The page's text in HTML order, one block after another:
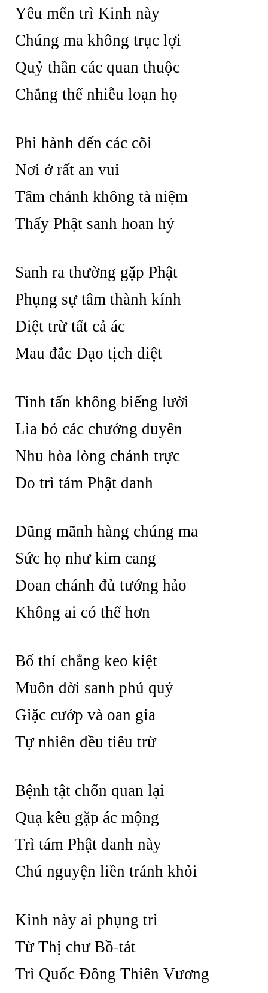
Yêu mến trì Kinh này
Chúng ma không trục lợi
Quỷ thần các quan thuộc
Chẳng thể nhiễu loạn họ
Phi hành đến các cõi
Nơi ở rất an vui
Tâm chánh không tà niệm
Thấy Phật sanh hoan hỷ
Sanh ra thường gặp Phật
Phụng sự tâm thành kính
Diệt trừ tất cả ác
Mau đắc Đạo tịch diệt
Tinh tấn không biếng lười
Lìa bỏ các chướng duyên
Nhu hòa lòng chánh trực
Do trì tám Phật danh
Dũng mãnh hàng chúng ma
Sức họ như kim cang
Đoan chánh đủ tướng hảo
Không ai có thể hơn
Bố thí chẳng keo kiệt
Muôn đời sanh phú quý
Giặc cướp và oan gia
Tự nhiên đều tiêu trừ
Bệnh tật chốn quan lại
Quạ kêu gặp ác mộng
Trì tám Phật danh này
Chú nguyện liền tránh khỏi
Kinh này ai phụng trì
Từ Thị chư Bồ-tát
Trì Quốc Đông Thiên Vương